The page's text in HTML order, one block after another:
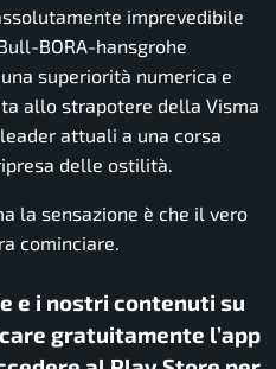
imprevedibile
BORA-hansgrohe
superiorità numerica e
allo strapotere della Visma
attuali a una corsa
delle ostilità.
la sensazione è che il vero
cominciare.
e i nostri contenuti su
gratuitamente l’app